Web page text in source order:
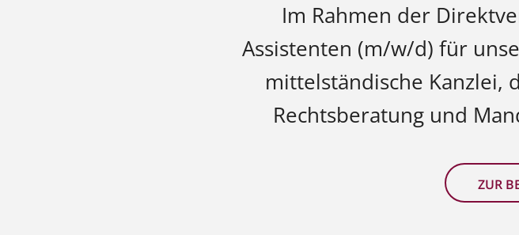
Im Rahmen der
Assistenten (m/w/d) für
mittelständische Kanzlei,
Rechtsberatung und
ZUR